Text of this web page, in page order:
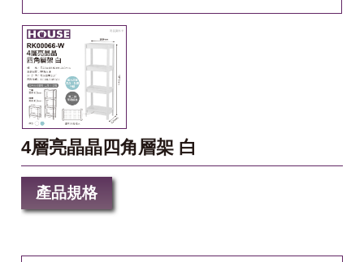
4層亮晶晶四角層架 白
產品規格